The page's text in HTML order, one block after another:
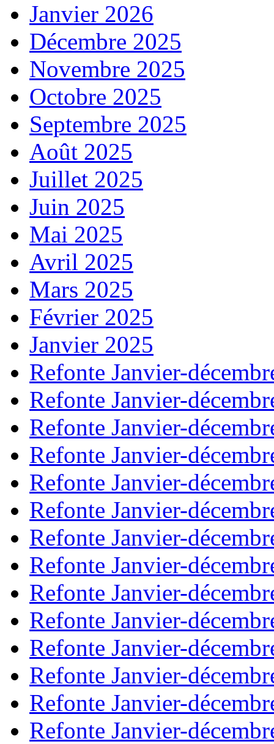
Janvier 2026
Décembre 2025
Novembre 2025
Octobre 2025
Septembre 2025
Août 2025
Juillet 2025
Juin 2025
Mai 2025
Avril 2025
Mars 2025
Février 2025
Janvier 2025
Refonte Janvier-
Refonte Janvier-
Refonte Janvier-
Refonte Janvier-
Refonte Janvier-
Refonte Janvier-
Refonte Janvier-
Refonte Janvier-
Refonte Janvier-
Refonte Janvier-
Refonte Janvier-
Refonte Janvier-
Refonte Janvier-
Refonte Janvier-